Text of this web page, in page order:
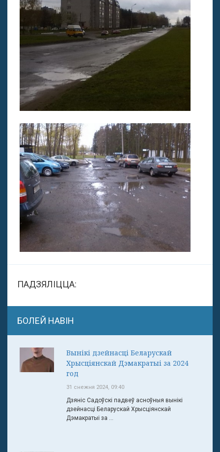
ПАДЗЯЛІЦЦА:
БОЛЕЙ НАВІН
Вынікі дзейнасці Беларускай
Хрысціянскай Дэмакратыі за 2024
год
31 снежня 2024, 09:40
Дзяніс Садоўскі падвеў асноўныя вынікі
дзейнасці Беларускай Хрысціянскай
Дэмакратыі за ...